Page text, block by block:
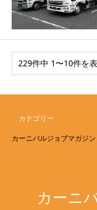
229件中 1〜10件を
カテゴリー
カーニバルジョブマガジン
カーニ